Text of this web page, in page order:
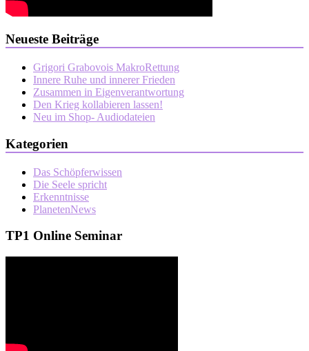
Neueste Beiträge
Grigori Grabovois MakroRettung
Innere Ruhe und innerer Frieden
Zusammen in Eigenverantwortung
Den Krieg kollabieren lassen!
Neu im Shop- Audiodateien
Kategorien
Das Schöpferwissen
Die Seele spricht
Erkenntnisse
PlanetenNews
TP1 Online Seminar